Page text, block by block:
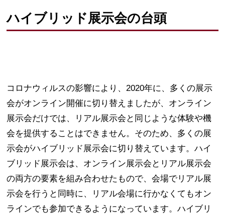
ハイブリッド展示会の台頭
コロナウィルスの影響により、2020年に、多くの展示
会がオンライン開催に切り替えましたが、オンライン
展示会だけでは、リアル展示会と同じような体験や機
会を提供することはできません。そのため、多くの展
示会がハイブリッド展示会に切り替えています。ハイ
ブリッド展示会は、オンライン展示会とリアル展示会
の両方の要素を組み合わせたもので、会場でリアル展
示会を行うと同時に、リアル会場に行かなくてもオン
ラインでも参加できるようになっています。ハイブリ